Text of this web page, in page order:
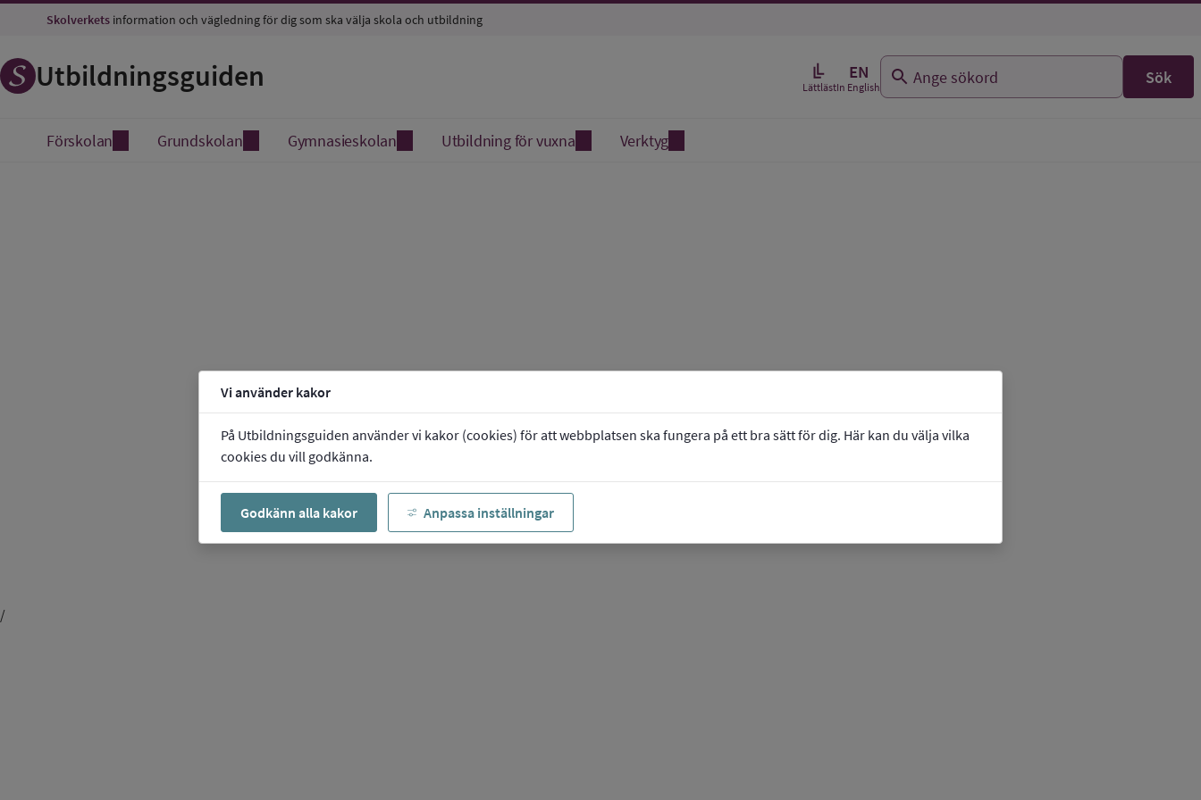
Vi använder kakor
På Utbildningsguiden använder vi kakor (cookies) för att webbplatsen ska fungera på ett bra sätt för dig. Här kan du välja vilka
cookies du vill godkänna.
Godkänn alla kakor Anpassa inställningar
Skolverkets information och vägledning för dig som ska välja skola och utbildning
Utbildningsguiden Lättläst
EN
In English Sök
Förskolan Grundskolan Gymnasieskolan Utbildning för vuxna Verktyg
/